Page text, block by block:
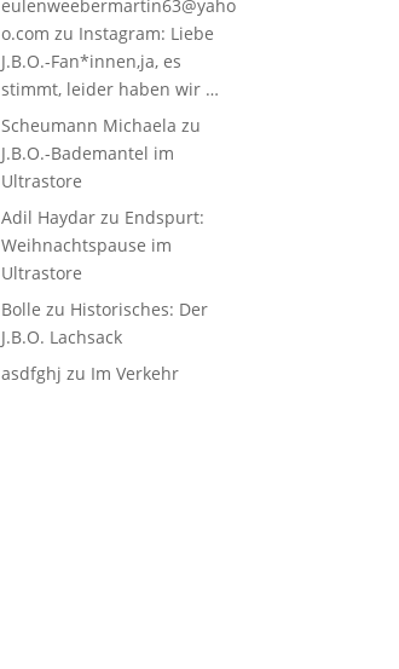
eulenweebermartin63@yaho
o.com zu Instagram: Liebe
J.B.O.-Fan*innen,ja, es
stimmt, leider haben wir …
Scheumann Michaela zu
J.B.O.-Bademantel im
Ultrastore
Adil Haydar zu Endspurt:
Weihnachtspause im
Ultrastore
Bolle zu Historisches: Der
J.B.O. Lachsack
asdfghj zu Im Verkehr